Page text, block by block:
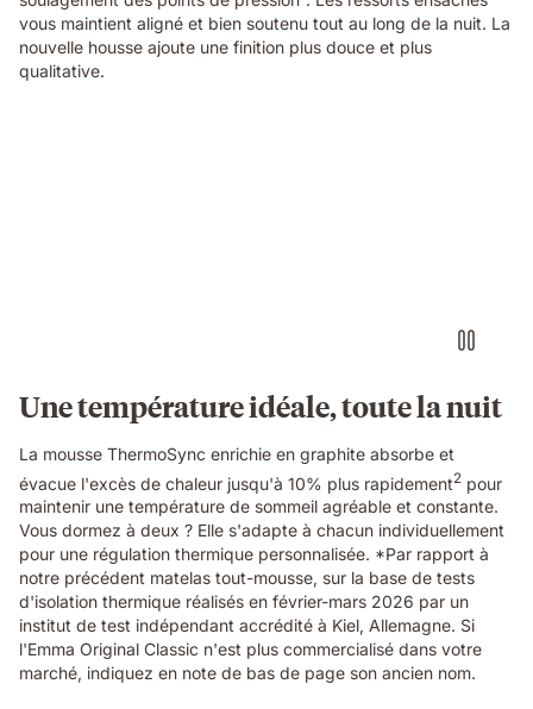
gold
trim
in
close-
vous maintient aligné et bien soutenu tout au long de la nuit. La
nouvelle housse ajoute une finition plus douce et plus
qualitative.
on
side.
Une température idéale, toute la nuit
La mousse ThermoSync enrichie en graphite absorbe et
évacue l'excès de chaleur jusqu'à 10% plus rapidement2 pour
maintenir une température de sommeil agréable et constante.
Vous dormez à deux ? Elle s'adapte à chacun individuellement
pour une régulation thermique personnalisée. *Par rapport à
notre précédent matelas tout-mousse, sur la base de tests
d'isolation thermique réalisés en février-mars 2026 par un
institut de test indépendant accrédité à Kiel, Allemagne. Si
l'Emma Original Classic n'est plus commercialisé dans votre
marché, indiquez en note de bas de page son ancien nom.